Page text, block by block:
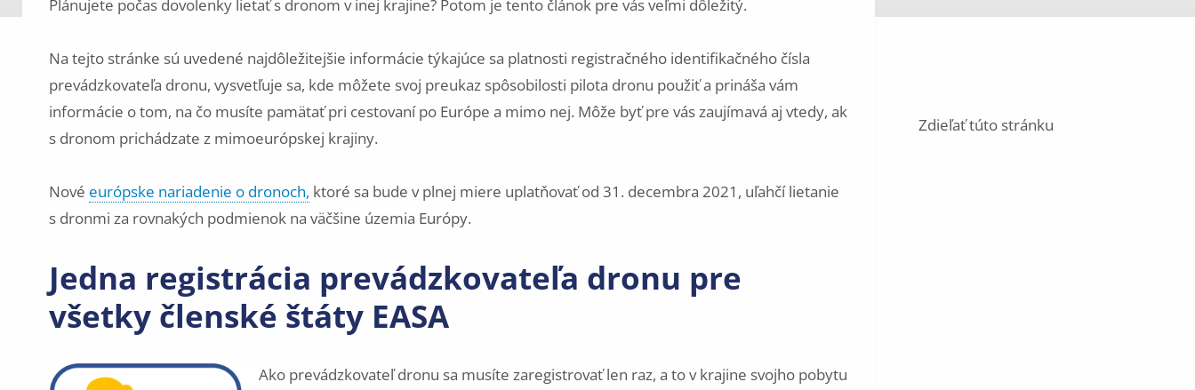
Zdieľať túto stránku
Plánujete počas dovolenky lietať s dronom v inej krajine? Potom je tento článok pre vás veľmi dôležitý.
Na tejto stránke sú uvedené najdôležitejšie informácie týkajúce sa platnosti registračného identifikačného čísla
prevádzkovateľa dronu, vysvetľuje sa, kde môžete svoj preukaz spôsobilosti pilota dronu použiť a prináša vám
informácie o tom, na čo musíte pamätať pri cestovaní po Európe a mimo nej. Môže byť pre vás zaujímavá aj vtedy, ak
s dronom prichádzate z mimoeurópskej krajiny.
Nové európske nariadenie o dronoch, ktoré sa bude v plnej miere uplatňovať od 31. decembra 2021, uľahčí lietanie
s dronmi za rovnakých podmienok na väčšine územia Európy.
Jedna registrácia prevádzkovateľa dronu pre
všetky členské štáty EASA
Ako prevádzkovateľ dronu sa musíte zaregistrovať len raz, a to v krajine svojho pobytu